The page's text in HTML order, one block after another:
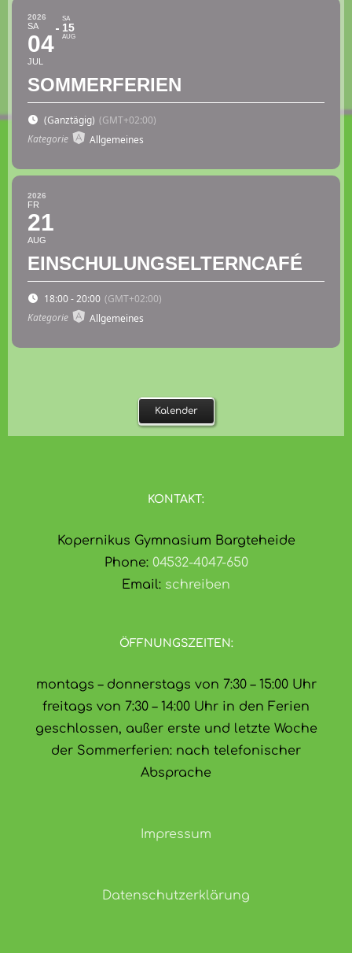
2026
SA
04
JUL
SA
15
AUG
SOMMERFERIEN
(Ganztägig) (GMT+02:00)
Kategorie
Allgemeines
2026
FR
21
AUG
EINSCHULUNGSELTERNCAFÉ
18:00 - 20:00 (GMT+02:00)
Kategorie
Allgemeines
Kalender
KONTAKT:
Kopernikus Gymnasium Bargteheide
Phone: 04532-4047-650
Email: schreiben
ÖFFNUNGSZEITEN:
montags – donnerstags von 7:30 – 15:00 Uhr
freitags von 7:30 – 14:00 Uhr in den Ferien
geschlossen, außer erste und letzte Woche
der Sommerferien: nach telefonischer
Absprache
Impressum
Datenschutzerklärung